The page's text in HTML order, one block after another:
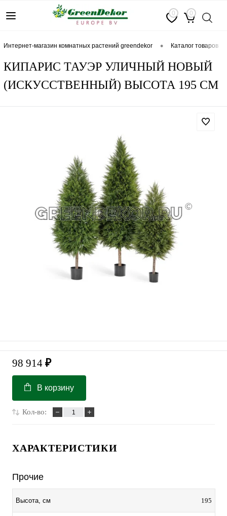
0 0
интернет-магазин комнатных растений greendekor • каталог товаров
КИПАРИС ТАУЭР УЛИЧНЫЙ НОВЫЙ
(ИСКУССТВЕННЫЙ) ВЫСОТА 195 СМ
98 914 ₽
В корзину
Кол-во:
ХАРАКТЕРИСТИКИ
Прочие
Высота, см 195